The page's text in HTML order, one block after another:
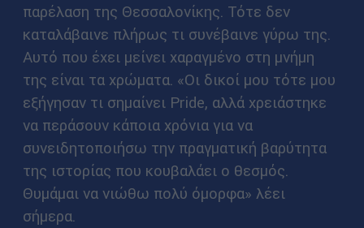
παρέλαση της Θεσσαλονίκης. Τότε δεν
καταλάβαινε πλήρως τι συνέβαινε γύρω της.
Αυτό που έχει μείνει χαραγμένο στη μνήμη
της είναι τα χρώματα. «Οι δικοί μου τότε μου
εξήγησαν τι σημαίνει Pride, αλλά χρειάστηκε
να περάσουν κάποια χρόνια για να
συνειδητοποιήσω την πραγματική βαρύτητα
της ιστορίας που κουβαλάει ο θεσμός.
Θυμάμαι να νιώθω πολύ όμορφα» λέει
σήμερα.